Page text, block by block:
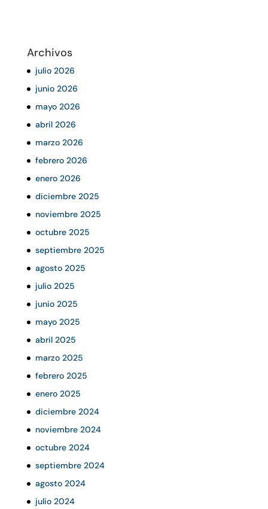
Archivos
julio 2026
junio 2026
mayo 2026
abril 2026
marzo 2026
febrero 2026
enero 2026
diciembre 2025
noviembre 2025
octubre 2025
septiembre 2025
agosto 2025
julio 2025
junio 2025
mayo 2025
abril 2025
marzo 2025
febrero 2025
enero 2025
diciembre 2024
noviembre 2024
octubre 2024
septiembre 2024
agosto 2024
julio 2024